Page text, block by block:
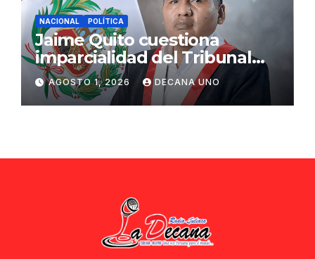
NACIONAL POLÍTICA
Jaime Quito cuestiona
imparcialidad del Tribunal
Constitucional tras liberación
de Ollanta Humala
AGOSTO 1, 2026 DECANA UNO